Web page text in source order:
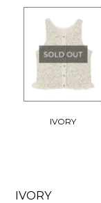
IVORY
IVORY